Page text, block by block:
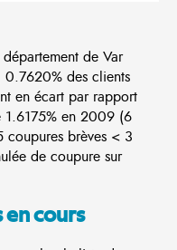
de Var
0.7620% des clients
en écart par rapport
1.6175% en 2009 (6
brèves < 3
de coupure sur
cours